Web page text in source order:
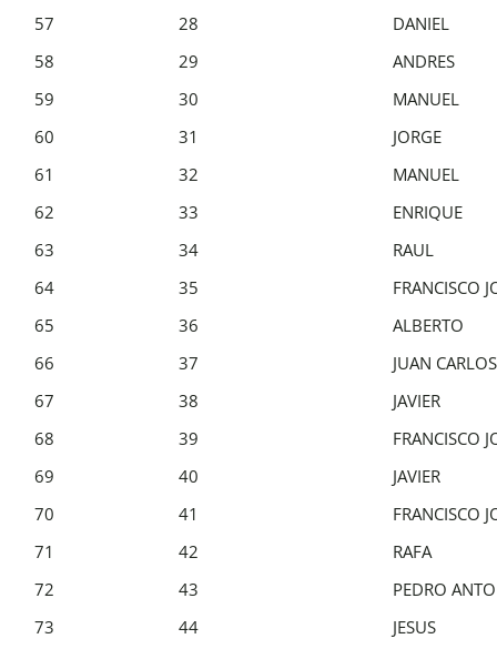
57
28
DANIEL
58
29
ANDRES
59
30
MANUEL
60
31
JORGE
61
32
MANUEL
62
33
ENRIQUE
63
34
RAUL
64
35
FRANCISCO
65
36
ALBERTO
66
37
JUAN CARLOS
67
38
JAVIER
68
39
FRANCISCO
69
40
JAVIER
70
41
FRANCISCO
71
42
RAFA
72
43
PEDRO
73
44
JESUS